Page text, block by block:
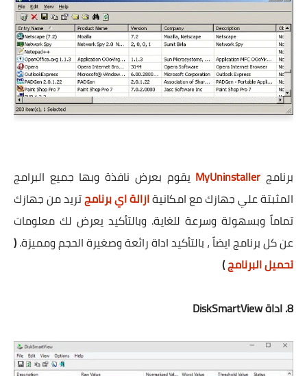
برنامج MyUninstaller يقوم بعرض نافذة وبها جميع البرامج
المثبتة علي جهازك مع امكانيةازالة اي برنامجتريد من جهازك
تماماً وبسهولة وسرعة للغاية. وبالتأكيد يعرض لك معلومات
عن كل برنامج ايضاً ، بالتأكيد اداة رائعة وصغيرة الحجم ومميزة.(
تحميل البرنامج)
8. اداة DiskSmartView